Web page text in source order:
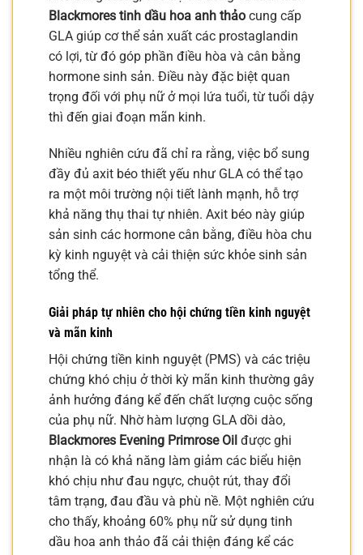
Blackmores tinh dầu hoa anh thảo cung cấp
GLA giúp cơ thể sản xuất các prostaglandin
có lợi, từ đó góp phần điều hòa và cân bằng
hormone sinh sản. Điều này đặc biệt quan
trọng đối với phụ nữ ở mọi lứa tuổi, từ tuổi dậy
thì đến giai đoạn mãn kinh.
Nhiều nghiên cứu đã chỉ ra rằng, việc bổ sung
đầy đủ axit béo thiết yếu như GLA có thể tạo
ra một môi trường nội tiết lành mạnh, hỗ trợ
khả năng thụ thai tự nhiên. Axit béo này giúp
sản sinh các hormone cân bằng, điều hòa chu
kỳ kinh nguyệt và cải thiện sức khỏe sinh sản
tổng thể.
Giải pháp tự nhiên cho hội chứng tiền kinh nguyệt
và mãn kinh
Hội chứng tiền kinh nguyệt (PMS) và các triệu
chứng khó chịu ở thời kỳ mãn kinh thường gây
ảnh hưởng đáng kể đến chất lượng cuộc sống
của phụ nữ. Nhờ hàm lượng GLA dồi dào,
Blackmores Evening Primrose Oil được ghi
nhận là có khả năng làm giảm các biểu hiện
khó chịu như đau ngực, chuột rút, thay đổi
tâm trạng, đau đầu và phù nề. Một nghiên cứu
cho thấy, khoảng 60% phụ nữ sử dụng tinh
dầu hoa anh thảo đã cải thiện đáng kể các